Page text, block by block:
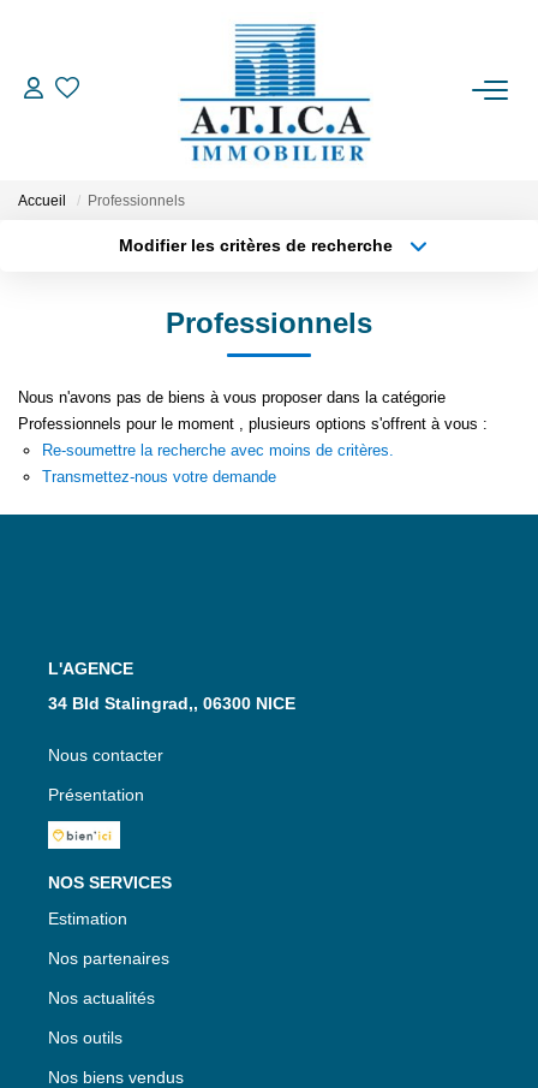
ACCUEIL
ESTIMATION
L'AGENCE
CONTACT
Accueil Professionnels
Modifier les critères de recherche
Budget max Plus de critères
Professionnels
Nous n'avons pas de biens à vous proposer dans la catégorie
Professionnels pour le moment , plusieurs options s'offrent à vous :
Re-soumettre la recherche avec moins de critères.
Transmettez-nous votre demande
L'AGENCE
34 Bld Stalingrad,, 06300 NICE
Nous contacter
Présentation
NOS SERVICES
Estimation
Nos partenaires
Nos actualités
Nos outils
Nos biens vendus